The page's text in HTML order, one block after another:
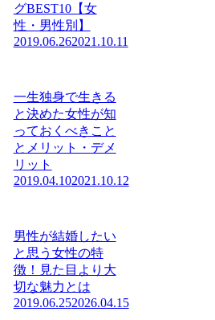
グBEST10【女
性・男性別】
2019.06.262021.10.11
一生独身で生きる
と決めた女性が知
っておくべきこと
とメリット・デメ
リット
2019.04.102021.10.12
男性が結婚したい
と思う女性の特
徴！見た目より大
切な魅力とは
2019.06.252026.04.15